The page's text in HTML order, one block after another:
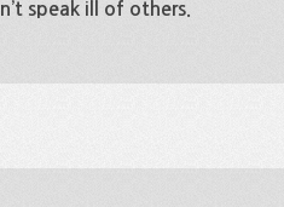
n’t speak ill of others.